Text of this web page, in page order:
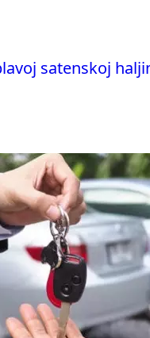
satenskoj